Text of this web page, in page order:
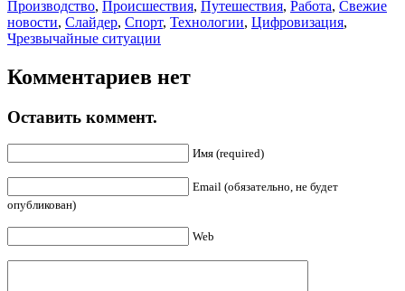
Производство, Происшествия, Путешествия, Работа, Свежие
новости, Слайдер, Спорт, Технологии, Цифровизация,
Чрезвычайные ситуации
Комментариев нет
Оставить коммент.
Имя (required)
Email (обязательно, не будет
опубликован)
Web